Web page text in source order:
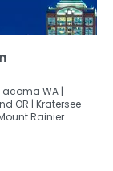
WA |
OR | Kratersee
Rainier